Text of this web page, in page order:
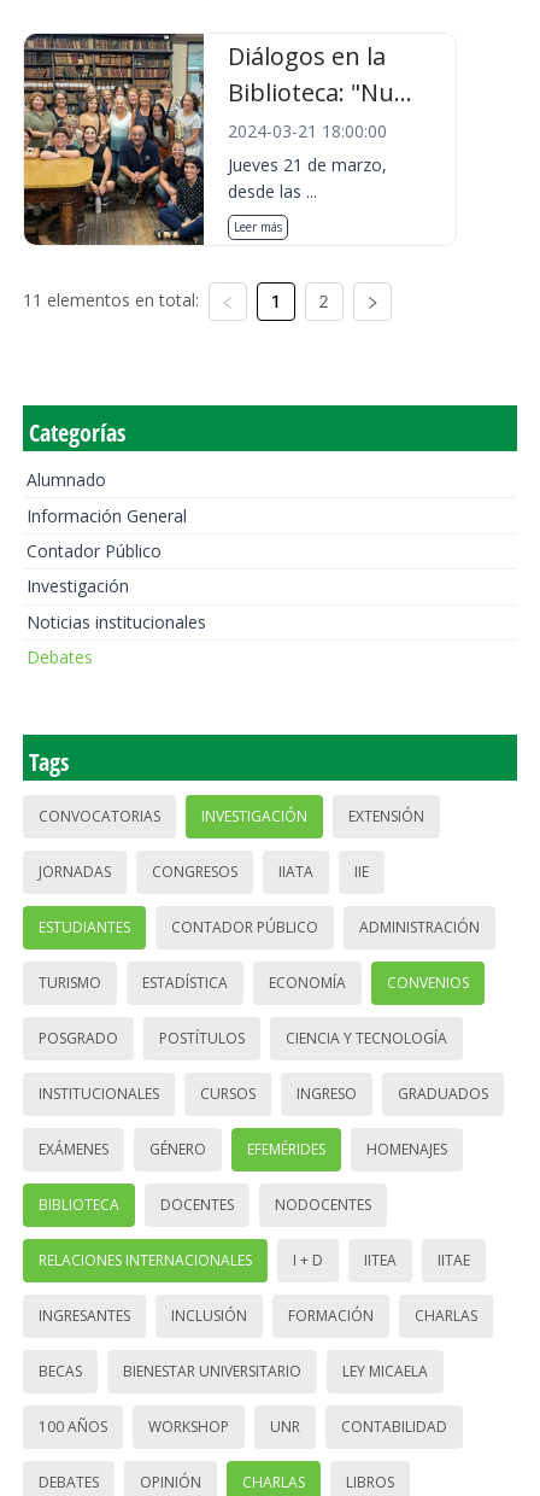
Diálogos en la
Biblioteca: "Nu...
2024-03-21 18:00:00
Jueves 21 de marzo,
desde las ...
Leer más
11 elementos en total: 1 2
Categorías
Alumnado
Información General
Contador Público
Investigación
Noticias institucionales
Debates
Tags
CONVOCATORIAS INVESTIGACIÓN EXTENSIÓN
JORNADAS CONGRESOS IIATA IIE
ESTUDIANTES CONTADOR PÚBLICO ADMINISTRACIÓN
TURISMO ESTADÍSTICA ECONOMÍA CONVENIOS
POSGRADO POSTÍTULOS CIENCIA Y TECNOLOGÍA
INSTITUCIONALES CURSOS INGRESO GRADUADOS
EXÁMENES GÉNERO EFEMÉRIDES HOMENAJES
BIBLIOTECA DOCENTES NODOCENTES
RELACIONES INTERNACIONALES I + D IITEA IITAE
INGRESANTES INCLUSIÓN FORMACIÓN CHARLAS
BECAS BIENESTAR UNIVERSITARIO LEY MICAELA
100 AÑOS WORKSHOP UNR CONTABILIDAD
DEBATES OPINIÓN CHARLAS LIBROS